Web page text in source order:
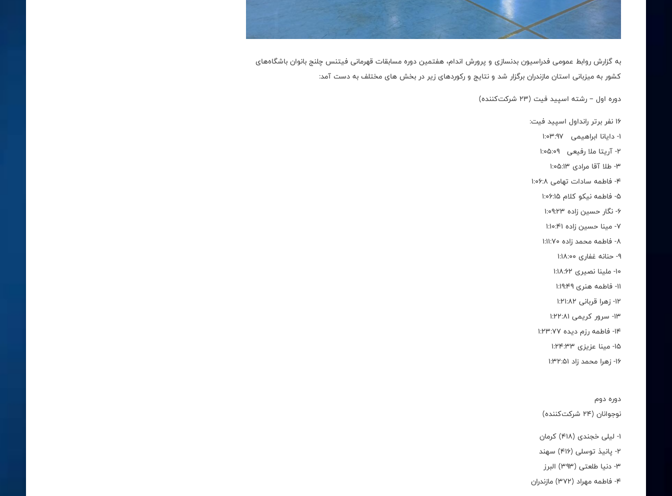
به گزارش روابط عمومی فدراسیون بدنسازی و پرورش اندام، هفتمین دوره مسابقات قهرمانی فیتنس چلنج بانوان باشگاه‌های
کشور به میزبانی استان مازندران برگزار شد و نتایج و رکوردهای زیر در بخش های مختلف به دست آمد:
دوره اول – رشته اسپید فیت (۲۳ شرکت‌کننده)
۱۶ نفر برتر رانداول اسپید فیت:
۱- دایانا ابراهیمی ۱:۰۳:۹۷
۲- آریتا ملا رفیعی ۱:۰۵:۰۹
۳- طلا آقا مرادی ۱:۰۵:۱۳
۴- فاطمه سادات تهامی ۱:۰۶:۸
۵- فاطمه نیکو کلام ۱:۰۶:۱۵
۶- نگار حسین زاده ۱:۰۹:۲۳
۷- مینا حسین زاده ۱:۱۰:۴۱
۸- فاطمه محمد زاده ۱:۱۱:۷۰
۹- حنانه غفاری ۱:۱۸:۰۰
۱۰- ملینا نصیری ۱:۱۸:۶۲
۱۱- فاطمه هنری ۱:۱۹:۴۹
۱۲- زهرا قربانی ۱:۲۱:۸۲
۱۳- سرور کریمی ۱:۲۲:۸۱
۱۴- فاطمه رزم دیده ۱:۲۳:۷۷
۱۵- مینا عزیزی ۱:۲۴:۳۳
۱۶- زهرا محمد زاد ۱:۳۲:۵۱
دوره دوم
نوجوانان (۲۴ شرکت‌کننده)
۱- لیلی خجندی (۴۱۸) کرمان
۲- پانیذ توسلی (۴۱۶) سهند
۳- دنیا طلعتی (۳۹۳) البرز
۴- فاطمه مهراد (۳۷۲) مازندران